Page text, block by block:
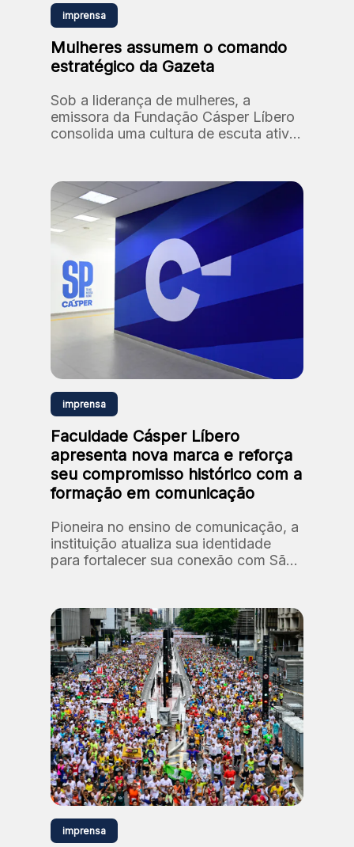
imprensa
Mulheres assumem o comando
estratégico da Gazeta
Sob a liderança de mulheres, a
emissora da Fundação Cásper Líbero
consolida uma cultura de escuta ativa
relevância social
imprensa
Faculdade Cásper Líbero
apresenta nova marca e reforça
seu compromisso histórico com a
formação em comunicação
Pioneira no ensino de comunicação, a
instituição atualiza sua identidade
para fortalecer sua conexão com São
imprensa